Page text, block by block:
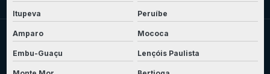
Itupeva Peruíbe
Amparo Mococa
Embu-Guaçu Lençóis Paulista